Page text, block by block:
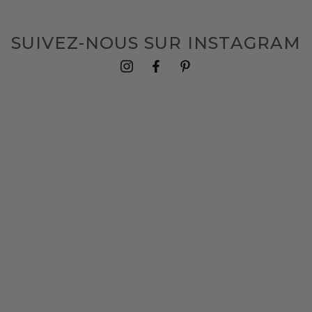
SUIVEZ-NOUS SUR INSTAGRAM